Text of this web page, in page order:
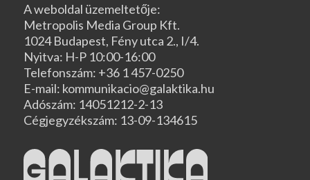
A weboldal üzemeltetője:
Metropolis Media Group Kft.
1024 Budapest, Fény utca 2., I/4.
Nyitva: H-P 10:00-16:00
Telefonszám: +36 1 457-0250
E-mail: kommunikacio@galaktika.hu
Adószám: 14051212-2-13
Cégjegyzékszám: 13-09-134615